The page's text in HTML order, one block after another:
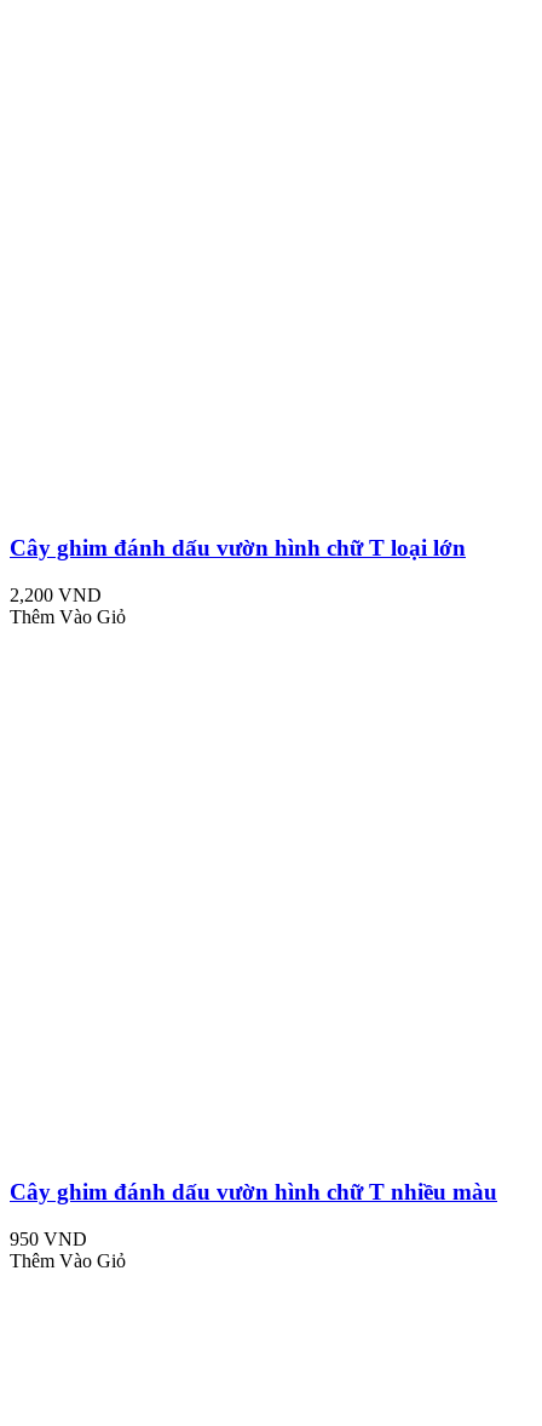
Cây ghim đánh dấu vườn hình chữ T loại lớn
2,200 VND
Thêm Vào Giỏ
Cây ghim đánh dấu vườn hình chữ T nhiều màu
950 VND
Thêm Vào Giỏ